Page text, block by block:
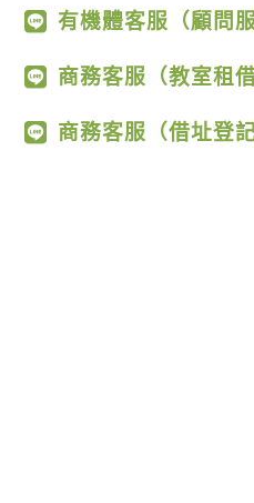
有機體客服（顧問服
商務客服（教室租借
商務客服（借址登記